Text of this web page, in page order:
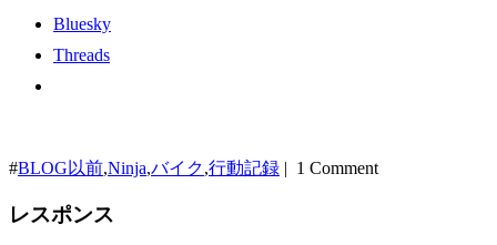
Bluesky
Threads
#BLOG以前,Ninja,バイク,行動記録 | 1 Comment
レスポンス